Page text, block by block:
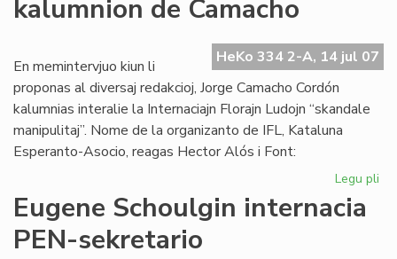
kalumnion de Camacho
HeKo 334 2-A, 14 jul 07
En memintervjuo kiun li
proponas al diversaj redakcioj, Jorge Camacho Cordón
kalumnias interalie la Internaciajn Florajn Ludojn “skandale
manipulitaj”. Nome de la organizanto de IFL, Kataluna
Esperanto-Asocio, reagas Hector Alós i Font:
Legu pli
Eugene Schoulgin internacia
PEN-sekretario